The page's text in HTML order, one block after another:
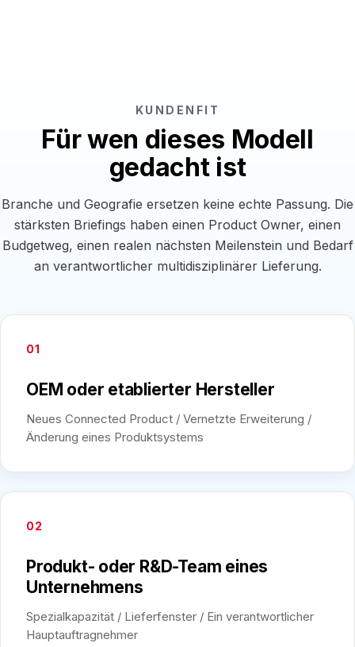
KUNDENFIT
Für wen dieses Modell
gedacht ist
Branche und Geografie ersetzen keine echte Passung. Die
stärksten Briefings haben einen Product Owner, einen
Budgetweg, einen realen nächsten Meilenstein und Bedarf
an verantwortlicher multidisziplinärer Lieferung.
01
OEM oder etablierter Hersteller
Neues Connected Product / Vernetzte Erweiterung /
Änderung eines Produktsystems
02
Produkt- oder R&D-Team eines
Unternehmens
Spezialkapazität / Lieferfenster / Ein verantwortlicher
Hauptauftragnehmer